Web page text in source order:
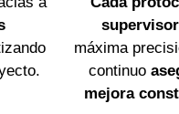
máxima
continuo
mejora